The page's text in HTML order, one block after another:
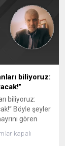
biliyoruz:
biliyoruz:
Böyle şeyler
gören
mı? Yani
kapalı